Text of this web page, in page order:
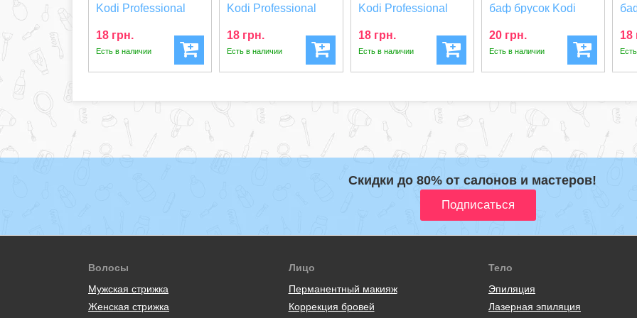
Kodi Professional
18 грн.
Есть в наличии
Kodi Professional
18 грн.
Есть в наличии
Kodi Professional
18 грн.
Есть в наличии
баф брусок Kodi
20 грн.
Есть в наличии
18
Скидки до 80% от салонов и мастеров!
Волосы
Мужская стрижка
Женская стрижка
Лицо
Перманентный макияж
Коррекция бровей
Тело
Эпиляция
Лазерная эпиляция